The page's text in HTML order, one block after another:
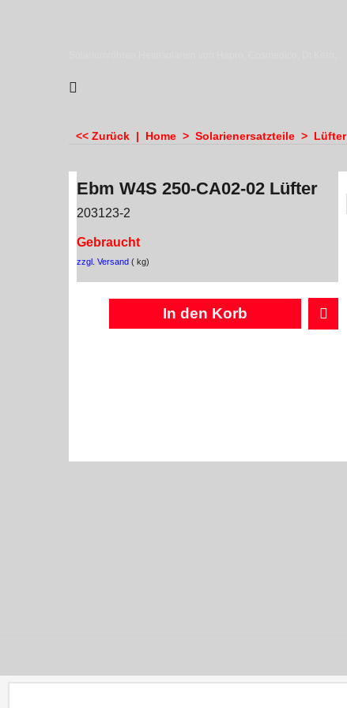
<< Zurück | Home > Solarienersatzteile >
Ebm W4S 250-CA02-02 Lüfter
203123-2
Gebraucht
zzgl. Versand kg
In den Korb